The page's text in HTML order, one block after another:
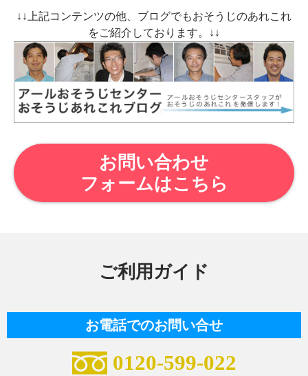
↓↓上記コンテンツの他、ブログでもおそうじのあれこれ
をご紹介しております。↓↓
お問い合わせ
フォームはこちら
ご利用ガイド
お電話でのお問い合せ
0120-599-022